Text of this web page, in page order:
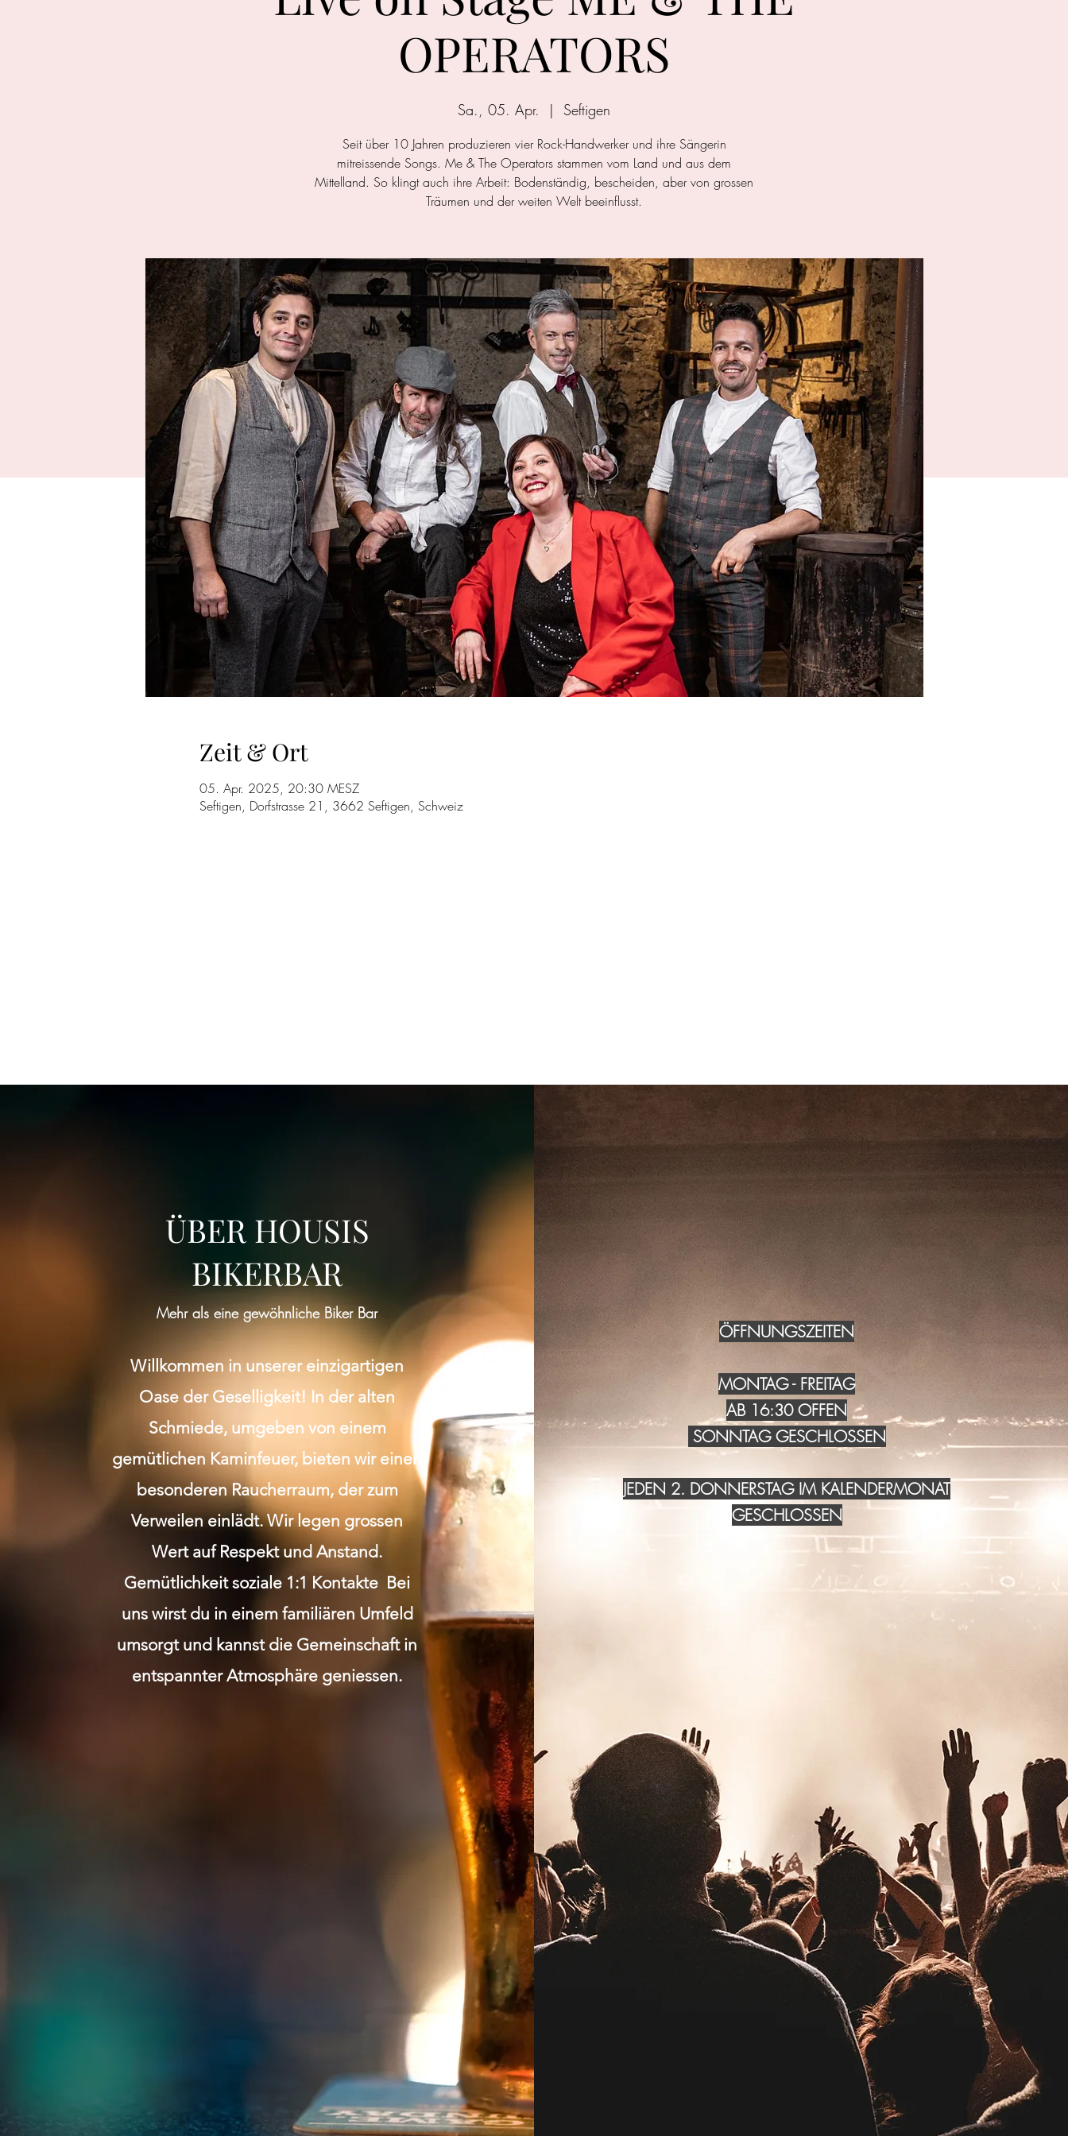
OPERATORS
Sa., 05. Apr.
  |
Seftigen
Seit über 10 Jahren produzieren vier Rock-Handwerker und ihre Sängerin
mitreissende Songs. Me & The Operators stammen vom Land und aus dem
Mittelland. So klingt auch ihre Arbeit: Bodenständig, bescheiden, aber von grossen
Träumen und der weiten Welt beeinflusst.
Zeit & Ort
05. Apr. 2025, 20:30 MESZ
Seftigen, Dorfstrasse 21, 3662 Seftigen, Schweiz
ÜBER HOUSIS
BIKERBAR
Mehr als eine gewöhnliche Biker Bar
Willkommen in unserer einzigartigen
Oase der Geselligkeit! In der alten
Schmiede, umgeben von einem
gemütlichen Kaminfeuer, bieten wir einen
besonderen Raucherraum, der zum
Verweilen einlädt. Wir legen grossen
Wert auf Respekt und Anstand.
Gemütlichkeit soziale 1:1 Kontakte Bei
uns wirst du in einem familiären Umfeld
umsorgt und kannst die Gemeinschaft in
entspannter Atmosphäre geniessen.
ÖFFNUNGSZEITEN
MONTAG - FREITAG
AB 16:30 OFFEN
SONNTAG GESCHLOSSEN
JEDEN 2. DONNERSTAG IM KALENDERMONAT
GESCHLOSSEN